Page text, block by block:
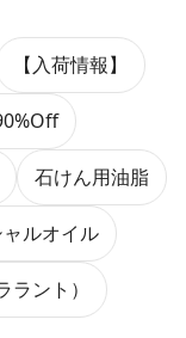
【入荷情報】
石けん用油脂
ルオイル
ラント）